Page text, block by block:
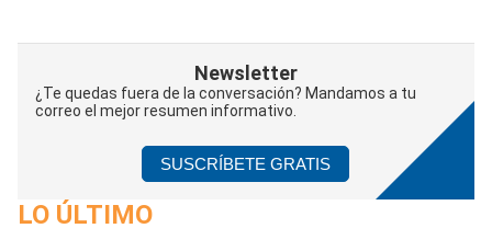
Newsletter
¿Te quedas fuera de la conversación? Mandamos a tu
correo el mejor resumen informativo.
SUSCRÍBETE GRATIS
LO ÚLTIMO